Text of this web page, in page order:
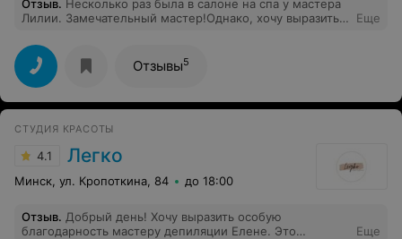
Отзыв. Несколько раз была в салоне на спа у мастера
Лилии. Замечательный мастер!Однако, хочу выразить
традиция начинать свой день рождения в СПА.
Текущий год не исключение. Записалась
заблаговоременно. За 3 дня мне позвонили со
следующей информацией: мастер уходит в отпуск,
другой мастер работает только с 4х, у еще одного
день. Если не хотите терять клиентов - нужно уметь
выводить персонал для закрытия имеющихся записей.
Еще
Отзывы5
СТУДИЯ КРАСОТЫ
4.1 Легко
Минск, ул. Кропоткина, 84 до 18:00
Отзыв. Добрый день! Хочу выразить особую
благодарность мастеру депиляции Елене. Это
Еще